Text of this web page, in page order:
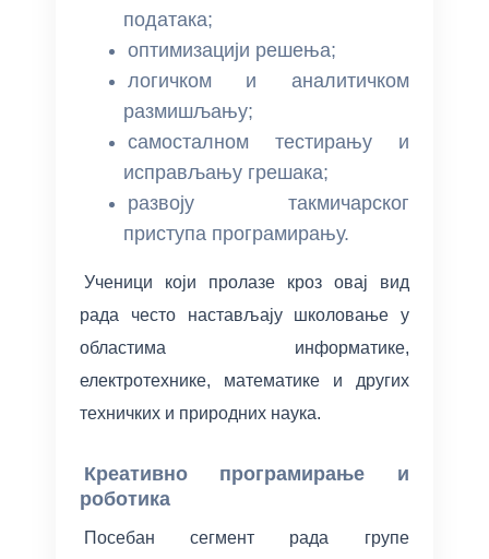
података;
оптимизацији решења;
логичком и аналитичком
размишљању;
самосталном тестирању и
исправљању грешака;
развоју такмичарског
приступа програмирању.
Ученици који пролазе кроз овај вид
рада често настављају школовање у
областима информатике,
електротехнике, математике и других
техничких и природних наука.
Креативно програмирање и
роботика
Посебан сегмент рада групе